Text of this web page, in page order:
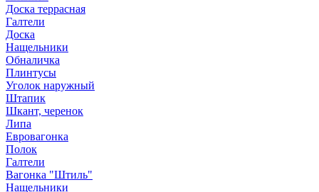
Доска террасная
Галтели
Доска
Нащельники
Обналичка
Плинтусы
Уголок наружный
Штапик
Шкант, черенок
Липа
Евровагонка
Полок
Галтели
Вагонка "Штиль"
Нащельники